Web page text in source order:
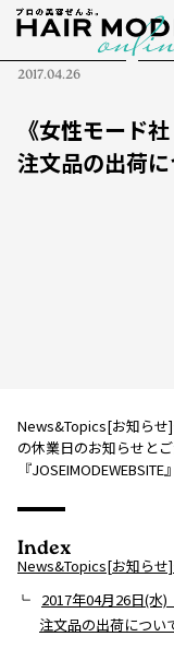
2017.04.26
《女性モード
注文品の出荷に
News&Topics[お知らせ
の休業日のお知らせと
『
Index
News&Topics[お知らせ
2017年04月26日(水
注文品の出荷につい